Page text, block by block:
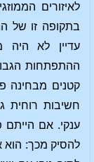
לאיזורים
בתקופה זו של
עדיין לא היה
ההתפתחות
קטנים מבחינה
חשיבות רוחית
ענקי. אם הייתם
להסיק מכך: הוא